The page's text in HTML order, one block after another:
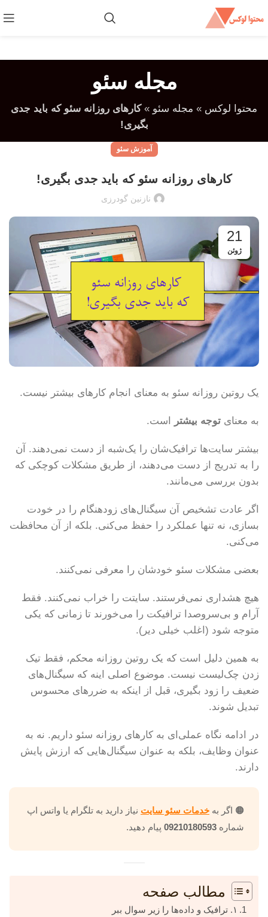
مجله سئو
محتوا لوکس » مجله سئو »کارهای روزانه سئو که باید جدی
بگیری!
آموزش سئو
کارهای روزانه سئو که باید جدی بگیری!
نازنین گودرزی
21
ژوئن
یک روتین روزانه سئو به معنای انجام کارهای بیشتر نیست.
به معنای توجه بیشتر است.
بیشتر سایت‌ها ترافیک‌شان را یک‌شبه از دست نمی‌دهند. آن
را به تدریج از دست می‌دهند، از طریق مشکلات کوچکی که
بدون بررسی می‌مانند.
اگر عادت تشخیص آن سیگنال‌های زودهنگام را در خودت
بسازی، نه تنها عملکرد را حفظ می‌کنی. بلکه از آن محافظت
می‌کنی.
بعضی مشکلات سئو خودشان را معرفی نمی‌کنند.
هیچ هشداری نمی‌فرستند. سایتت را خراب نمی‌کنند. فقط
آرام و بی‌سروصدا ترافیکت را می‌خورند تا زمانی که یکی
متوجه شود (اغلب خیلی دیر).
به همین دلیل است که یک روتین روزانه محکم، فقط تیک
زدن چک‌لیست نیست. موضوع اصلی اینه که سیگنال‌های
ضعیف را زود بگیری، قبل از اینکه به ضررهای محسوس
تبدیل شوند.
در ادامه نگاه عملی‌ای به کارهای روزانه سئو داریم. نه به
عنوان وظایف، بلکه به عنوان سیگنال‌هایی که ارزش پایش
دارند.
🟠 اگر به خدمات سئو سایت نیاز دارید به تلگرام یا واتس اپ
شماره 09210180593 پیام دهید.
مطالب صفحه
۱. ترافیک و داده‌ها را زیر سوال ببر